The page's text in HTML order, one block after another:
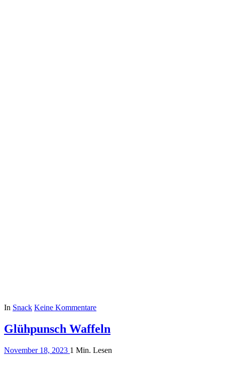
In Snack Keine Kommentare
Glühpunsch Waffeln
November 18, 2023 1 Min. Lesen